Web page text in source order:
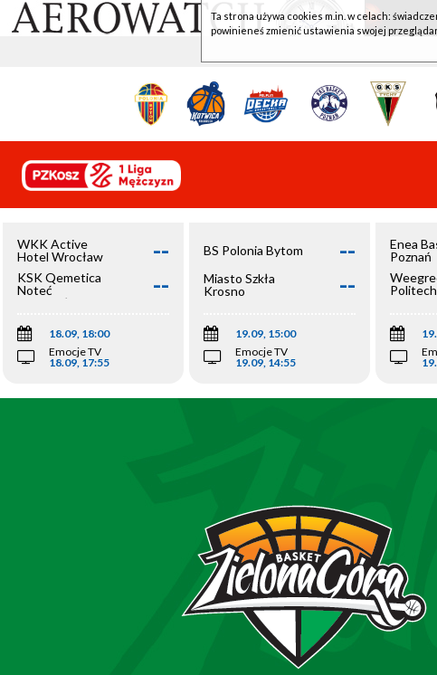
WKK Active
Hotel Wrocław
--
KSK Qemetica
Noteć
Inowrocław
--
18.09, 18:00
Emocje TV
18.09, 17:55
BS Polonia Bytom --
Miasto Szkła
Krosno
--
19.09, 15:00
Emocje TV
19.09, 14:55
Enea
Poznań
Ta strona używa cookies m.in. w celach:
powinieneś zmienić ustawienia swojej